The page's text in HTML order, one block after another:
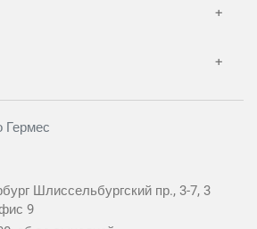
Гермес
Шлиссельбургский пр., 3-7, 3
9